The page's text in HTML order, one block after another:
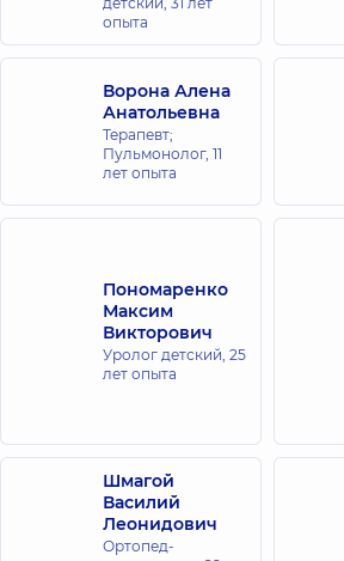
опыта
Ворона Алена
Анатольевна
Терапевт;
Пульмонолог, 11
лет опыта
Пономаренко
Максим
Викторович
Уролог детский, 25
лет опыта
Шмагой
Василий
Леонидович
Ортопед-